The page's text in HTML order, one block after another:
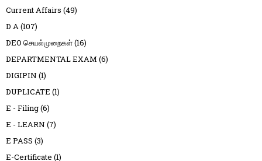
Current Affairs (49)
D A(107)
DEO செயல்முறைகள்(16)
DEPARTMENTAL EXAM (6)
DIGIPIN (1)
DUPLICATE (1)
E - Filing(6)
E - LEARN (7)
E PASS (3)
E-Certificate (1)